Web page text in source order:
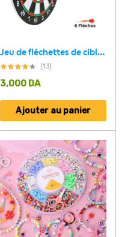
Jeu de fléchettes de cible 30 cm ( 6 fléches )
(13)
3,000 DA
Ajouter au panier